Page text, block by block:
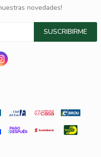
novedades!
SUSCRIBIRME